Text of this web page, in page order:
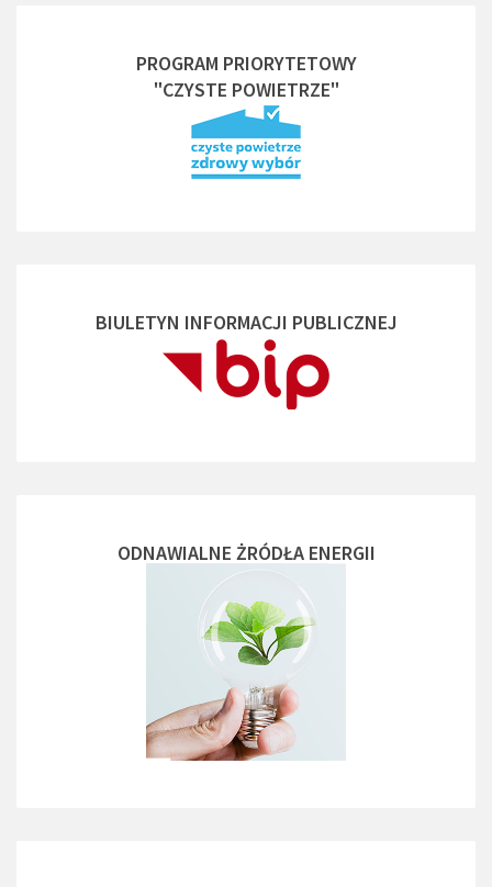
PROGRAM PRIORYTETOWY
"CZYSTE POWIETRZE"
BIULETYN INFORMACJI PUBLICZNEJ
ODNAWIALNE ŻRÓDŁA ENERGII